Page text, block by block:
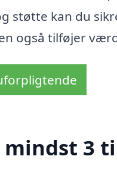
støtte kan du
også tilføjer
3